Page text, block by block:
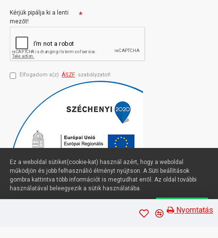
Nyomtatás
Kérjük pipálja ki a lenti
mezőt!
Elfogadom a(z) ÁSZF szabályzatot!
Ez a weboldal sütiket(cookie-kat) használ azért, hogy a weboldal
működjön és jobb felhasználió élményt nyújtson. A Süti beállítások
gombra kattintva több információt is megtudhat erről. Az oldal további
használatával beleegyezik a sütik használatába.
Süti beállítások Elfogadom